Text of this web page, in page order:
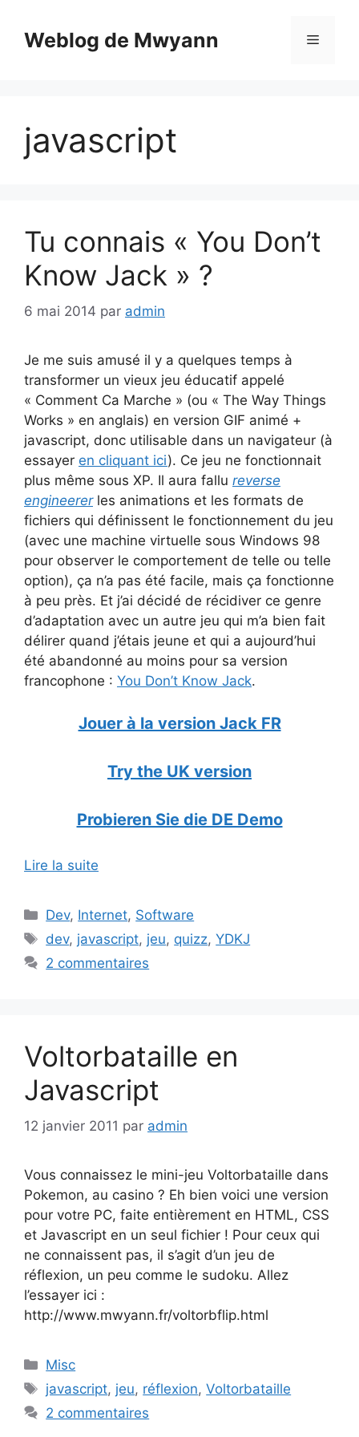
contenuWeblog de Mwyann Menu
javascript
Tu connais « You Don’t
Know Jack » ?
6 mai 2014 par admin
Je me suis amusé il y a quelques temps à
transformer un vieux jeu éducatif appelé
« Comment Ca Marche » (ou « The Way Things
Works » en anglais) en version GIF animé +
javascript, donc utilisable dans un navigateur (à
essayer en cliquant ici). Ce jeu ne fonctionnait
plus même sous XP. Il aura fallu reverse
engineererles animations et les formats de
fichiers qui définissent le fonctionnement du jeu
(avec une machine virtuelle sous Windows 98
pour observer le comportement de telle ou telle
option), ça n’a pas été facile, mais ça fonctionne
à peu près. Et j’ai décidé de récidiver ce genre
d’adaptation avec un autre jeu qui m’a bien fait
délirer quand j’étais jeune et qui a aujourd’hui
été abandonné au moins pour sa version
francophone : You Don’t Know Jack.
Jouer à la version Jack FR
Try the UK version
Probieren Sie die DE Demo
Lire la suite
Catégories
Dev, Internet, Software
Étiquettes
dev, javascript, jeu, quizz,YDKJ
2 commentaires
Voltorbataille en
Javascript
12 janvier 2011 par admin
Vous connaissez le mini-jeu Voltorbataille dans
Pokemon, au casino ? Eh bien voici une version
pour votre PC, faite entièrement en HTML, CSS
et Javascript en un seul fichier ! Pour ceux qui
ne connaissent pas, il s’agit d’un jeu de
réflexion, un peu comme le sudoku. Allez
l’essayer ici :
http://www.mwyann.fr/voltorbflip.html
Catégories
Misc
Étiquettes
javascript, jeu, réflexion,Voltorbataille
2 commentaires